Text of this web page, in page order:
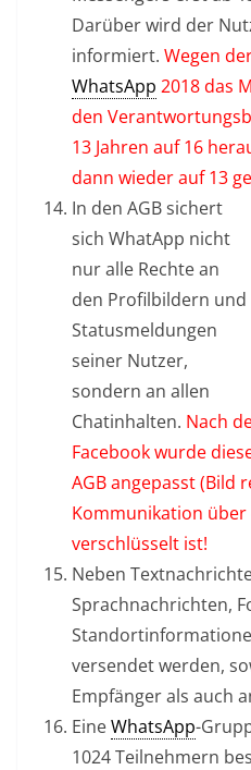
Darüber wird der
informiert. Wegen
WhatsApp 2018 das
den
13 Jahren auf 16
dann wieder auf 13
In den AGB sichert
sich WhatApp nicht
nur alle Rechte an
den Profilbildern und
Statusmeldungen
seiner Nutzer,
sondern an allen
Chatinhalten. Nach
Facebook wurde
AGB angepasst (Bild
Kommunikation über
verschlüsselt ist!
Neben
Sprachnachrichten,
versendet werden,
Empfänger als auch
EineWhatsApp-
1024 Teilnehmern